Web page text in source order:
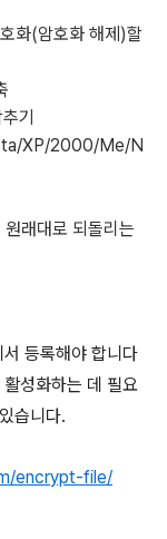
화(암호화 해제)할
기
XP/2000/Me/N
래대로 되돌리는
서 등록해야 합니다
성화하는 데 필요
습니다.
encrypt-file/